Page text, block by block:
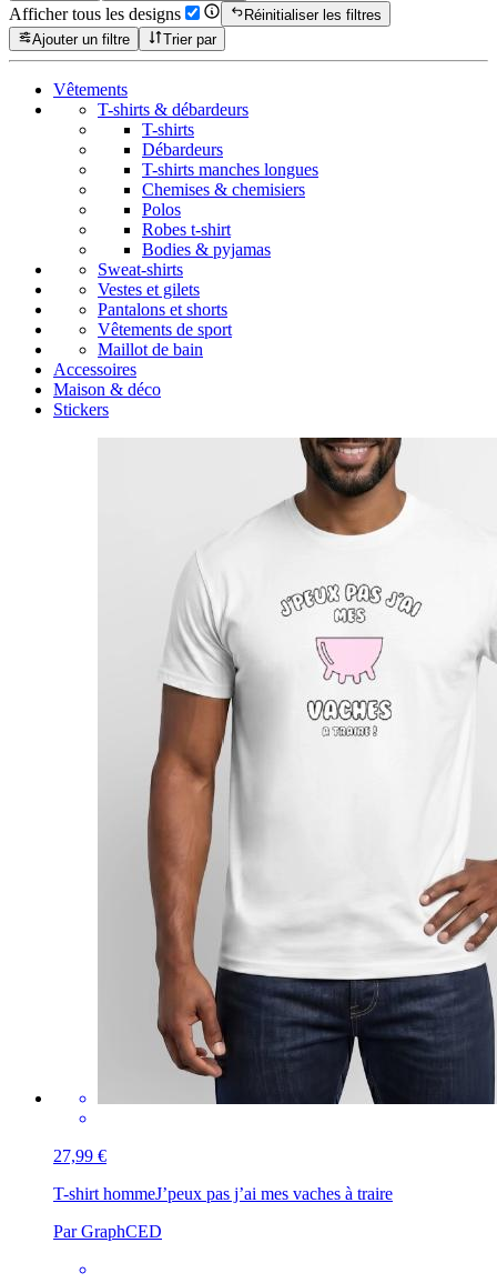
Afficher tous les designs
Réinitialiser les filtres
Ajouter un filtre
Trier par
Vêtements
T-shirts & débardeurs
T-shirts
Débardeurs
T-shirts manches longues
Chemises & chemisiers
Polos
Robes t-shirt
Bodies & pyjamas
Sweat-shirts
Vestes et gilets
Pantalons et shorts
Vêtements de sport
Maillot de bain
Accessoires
Maison & déco
Stickers
27,99 €
T-shirt hommeJ’peux pas j’ai mes vaches à traire
Par GraphCED